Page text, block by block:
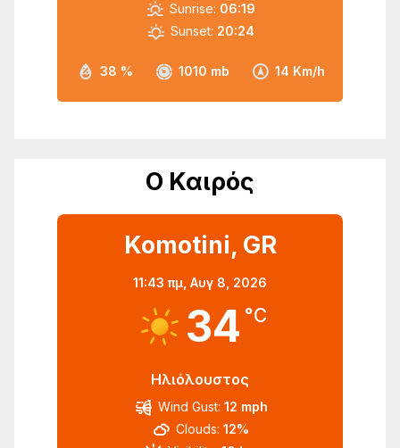
38 % 1010 mb 14 Km/h
Sunrise: 06:19
Sunset: 20:24
Ο Καιρός
Komotini, GR
11:43 πμ, Αυγ 8, 2026
34 °C
Ηλιόλουστος
Wind Gust: 12 mph
Clouds: 12%